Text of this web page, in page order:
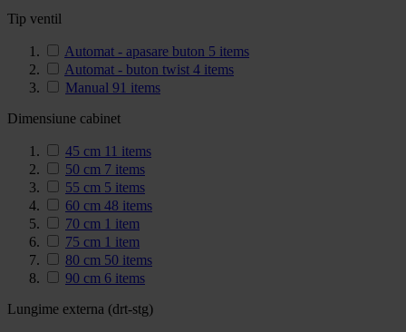
Tip ventil
Automat - apasare buton 5 items
Automat - buton twist 4 items
Manual 91 items
Dimensiune cabinet
45 cm 11 items
50 cm 7 items
55 cm 5 items
60 cm 48 items
70 cm 1 item
75 cm 1 item
80 cm 50 items
90 cm 6 items
Lungime externa (drt-stg)